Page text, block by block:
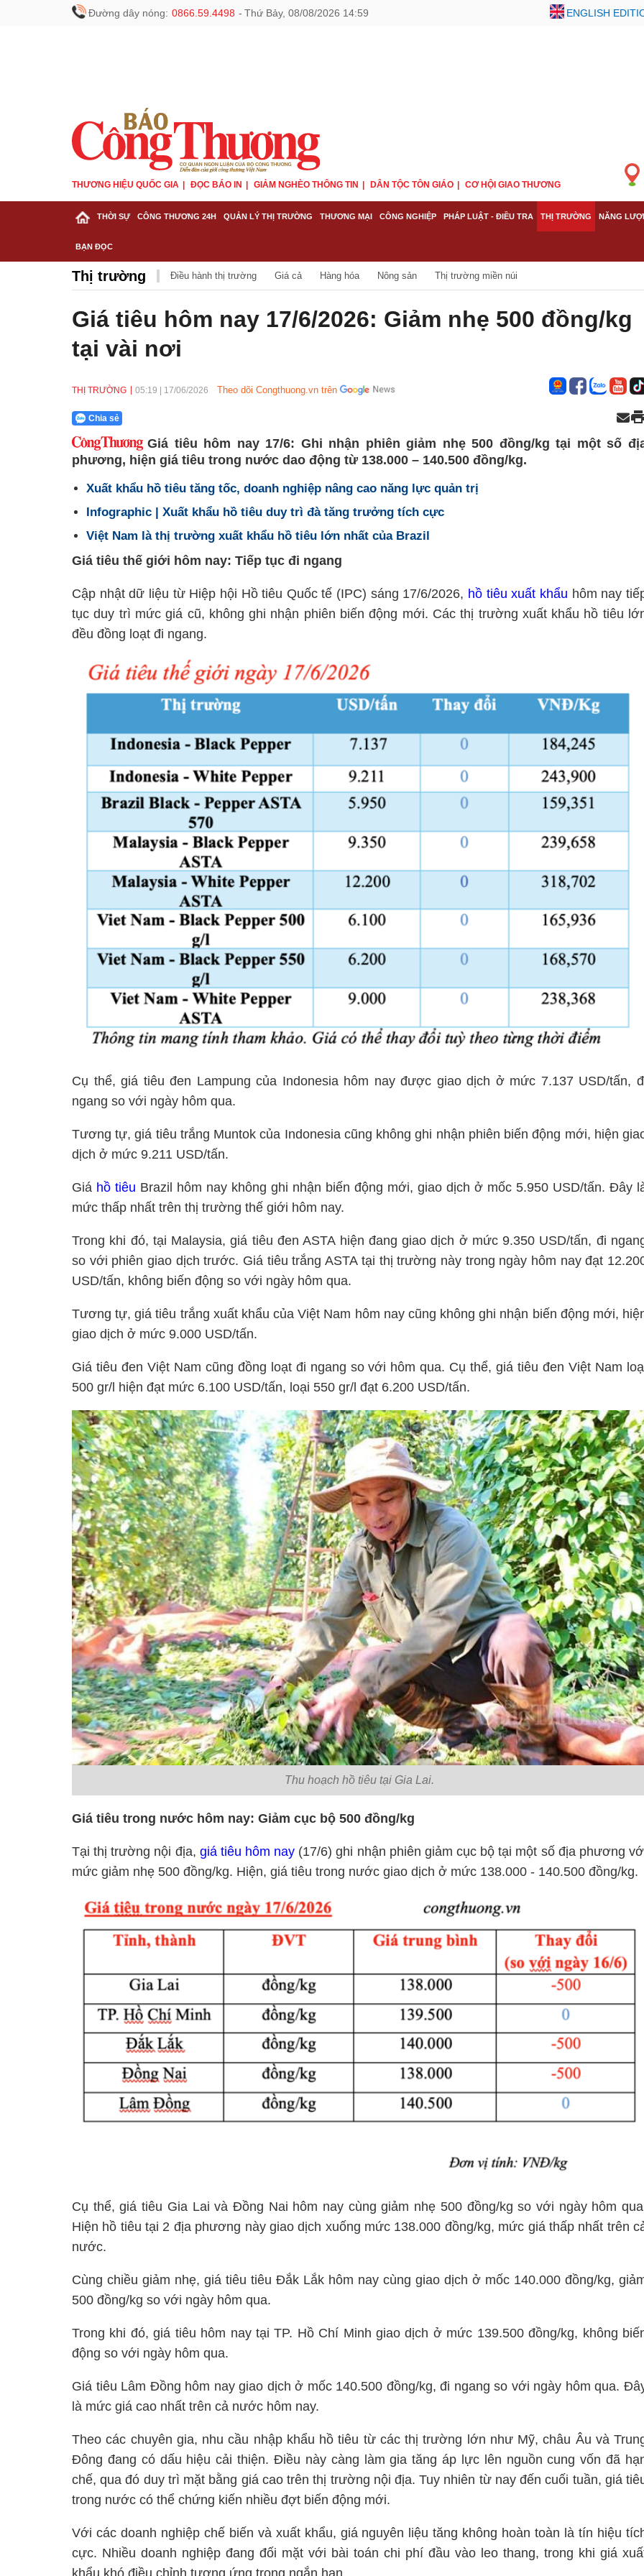
Đường dây nóng: 0866.59.4498 - Thứ Bảy, 08/08/2026 14:59 ENGLISH
THƯƠNG HIỆU QUỐC GIA ĐỌC BÁO IN GIẢM NGHÈO THÔNG TIN DÂN TỘC TÔN GIÁO CƠ HỘI GIAO THƯƠNG
THỜI SỰ CÔNG THƯƠNG 24H QUẢN LÝ THỊ TRƯỜNG THƯƠNG MẠI CÔNG NGHIỆP PHÁP LUẬT - ĐIỀU TRA THỊ TRƯỜNG NĂNG
BẠN ĐỌC
Thị trường Điều hành thị trường Giá cả Hàng hóa Nông sản Thị trường miền núi
Giá tiêu hôm nay 17/6/2026: Giảm nhẹ 500 đồng/kg
tại vài nơi
THỊ TRƯỜNG 05:19 17/06/2026 Theo dõi Congthuong.vn trên
Chia sẻ
Giá tiêu hôm nay 17/6: Ghi nhận phiên giảm nhẹ 500 đồng/kg tại một số
phương, hiện giá tiêu trong nước dao động từ 138.000 – 140.500 đồng/kg.
Xuất khẩu hồ tiêu tăng tốc, doanh nghiệp nâng cao năng lực quản trị
Infographic | Xuất khẩu hồ tiêu duy trì đà tăng trưởng tích cực
Việt Nam là thị trường xuất khẩu hồ tiêu lớn nhất của Brazil
Giá tiêu thế giới hôm nay: Tiếp tục đi ngang
Cập nhật dữ liệu từ Hiệp hội Hồ tiêu Quốc tế (IPC) sáng 17/6/2026, hồ tiêu xuất khẩu hôm nay
tục duy trì mức giá cũ, không ghi nhận phiên biến động mới. Các thị trường xuất khẩu hồ tiêu
đều đồng loạt đi ngang.
Cụ thể, giá tiêu đen Lampung của Indonesia hôm nay được giao dịch ở mức 7.137 USD/tấn,
ngang so với ngày hôm qua.
Tương tự, giá tiêu trắng Muntok của Indonesia cũng không ghi nhận phiên biến động mới, hiện
dịch ở mức 9.211 USD/tấn.
Giá hồ tiêu Brazil hôm nay không ghi nhận biến động mới, giao dịch ở mốc 5.950 USD/tấn. Đây
mức thấp nhất trên thị trường thế giới hôm nay.
Trong khi đó, tại Malaysia, giá tiêu đen ASTA hiện đang giao dịch ở mức 9.350 USD/tấn, đi
so với phiên giao dịch trước. Giá tiêu trắng ASTA tại thị trường này trong ngày hôm nay đạt
USD/tấn, không biến động so với ngày hôm qua.
Tương tự, giá tiêu trắng xuất khẩu của Việt Nam hôm nay cũng không ghi nhận biến động mới,
giao dịch ở mức 9.000 USD/tấn.
Giá tiêu đen Việt Nam cũng đồng loạt đi ngang so với hôm qua. Cụ thể, giá tiêu đen Việt Nam
500 gr/l hiện đạt mức 6.100 USD/tấn, loại 550 gr/l đạt 6.200 USD/tấn.
Thu hoạch hồ tiêu tại Gia Lai.
Giá tiêu trong nước hôm nay: Giảm cục bộ 500 đồng/kg
Tại thị trường nội địa, giá tiêu hôm nay (17/6) ghi nhận phiên giảm cục bộ tại một số địa phương
mức giảm nhẹ 500 đồng/kg. Hiện, giá tiêu trong nước giao dịch ở mức 138.000 - 140.500 đồng/kg.
Cụ thể, giá tiêu Gia Lai và Đồng Nai hôm nay cùng giảm nhẹ 500 đồng/kg so với ngày hôm
Hiện hồ tiêu tại 2 địa phương này giao dịch xuống mức 138.000 đồng/kg, mức giá thấp nhất trên
nước.
Cùng chiều giảm nhẹ, giá tiêu tiêu Đắk Lắk hôm nay cùng giao dịch ở mốc 140.000 đồng/kg,
500 đồng/kg so với ngày hôm qua.
Trong khi đó,giá tiêu hôm nay tại TP. Hồ Chí Minh giao dịch ở mức 139.500 đồng/kg, không
động so với ngày hôm qua.
Giá tiêu Lâm Đồng hôm nay giao dịch ở mốc 140.500 đồng/kg, đi ngang so với ngày hôm qua.
là mức giá cao nhất trên cả nước hôm nay.
Theo các chuyên gia, nhu cầu nhập khẩu hồ tiêu từ các thị trường lớn như Mỹ, châu Âu và
Đông đang có dấu hiệu cải thiện. Điều này càng làm gia tăng áp lực lên nguồn cung vốn đã
chế, qua đó duy trì mặt bằng giá cao trên thị trường nội địa. Tuy nhiên từ nay đến cuối tuần, giá
trong nước có thể chứng kiến nhiều đợt biến động mới.
Với các doanh nghiệp chế biến và xuất khẩu, giá nguyên liệu tăng không hoàn toàn là tín hiệu
cực. Nhiều doanh nghiệp đang đối mặt với bài toán chi phí đầu vào leo thang, trong khi giá